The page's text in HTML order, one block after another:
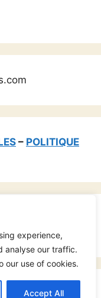
experience,
analyse our traffic.
our use of cookies.
Accept All
– POLITIQUE
• Construit avec